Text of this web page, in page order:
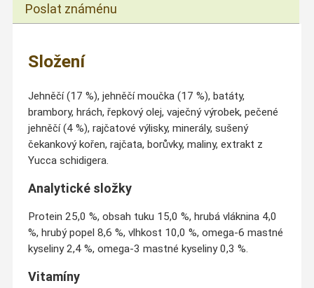
Poslat známénu
Složení
Jehněčí (17 %), jehněčí moučka (17 %), batáty,
brambory, hrách, řepkový olej, vaječný výrobek, pečené
jehněčí (4 %), rajčatové výlisky, minerály, sušený
čekankový kořen, rajčata, borůvky, maliny, extrakt z
Yucca schidigera.
Analytické složky
Protein 25,0 %, obsah tuku 15,0 %, hrubá vláknina 4,0
%, hrubý popel 8,6 %, vlhkost 10,0 %, omega-6 mastné
kyseliny 2,4 %, omega-3 mastné kyseliny 0,3 %.
Vitamíny